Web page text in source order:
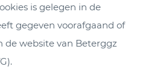
is gelegen in de
gegeven voorafgaand of
de website van Beterggz